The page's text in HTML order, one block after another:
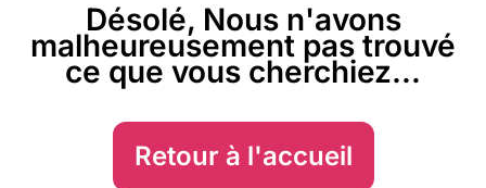
Désolé, Nous n'avons
malheureusement pas trouvé
ce que vous cherchiez...
Retour à l'accueil